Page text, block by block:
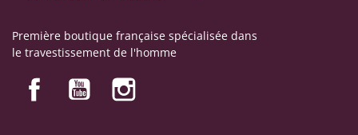
Première boutique française spécialisée dans
le travestissement de l'homme